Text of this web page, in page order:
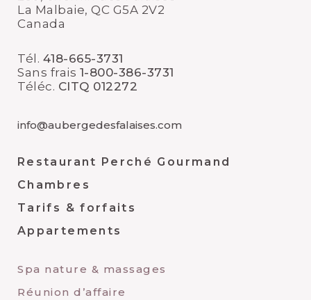
La Malbaie, QC G5A 2V2
Canada
Tél. 418-665-3731
Sans frais 1-800-386-3731
Téléc. CITQ 012272
info@aubergedesfalaises.com
Restaurant Perché Gourmand
Chambres
Tarifs & forfaits
Appartements
Spa nature & massages
Réunion d’affaire